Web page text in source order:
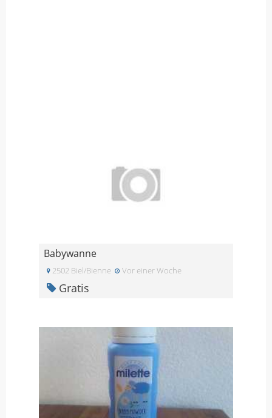
Babywanne
2502 Biel/Bienne Vor einer Woche
Gratis